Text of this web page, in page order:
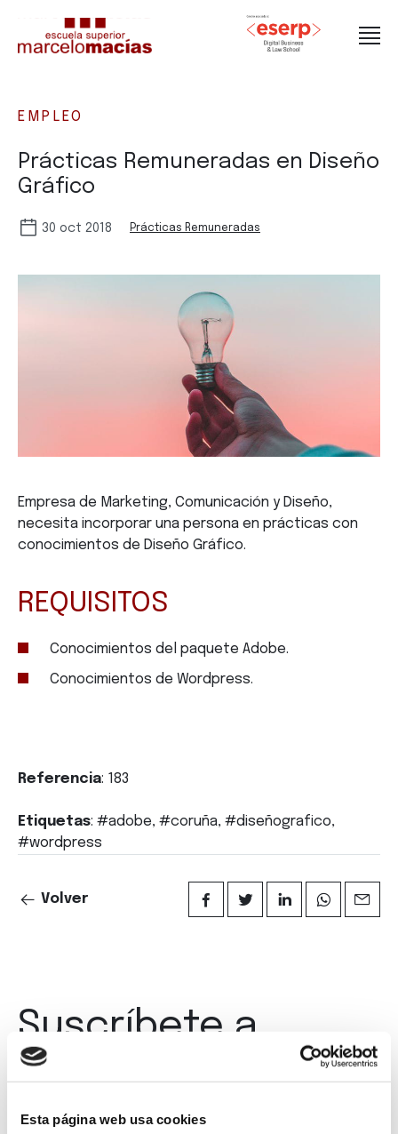
Esta página web usa cookies
EMPLEO
Prácticas Remuneradas en Diseño
Gráfico
30 oct 2018 Prácticas Remuneradas
Empresa de Marketing, Comunicación y Diseño,
necesita incorporar una persona en prácticas con
conocimientos de Diseño Gráfico.
REQUISITOS
Conocimientos del paquete Adobe.
Conocimientos de Wordpress.
Referencia: 183
Etiquetas: #adobe, #coruña, #diseñografico,
#wordpress
Volver
Suscríbete a
nuestra
newsletter